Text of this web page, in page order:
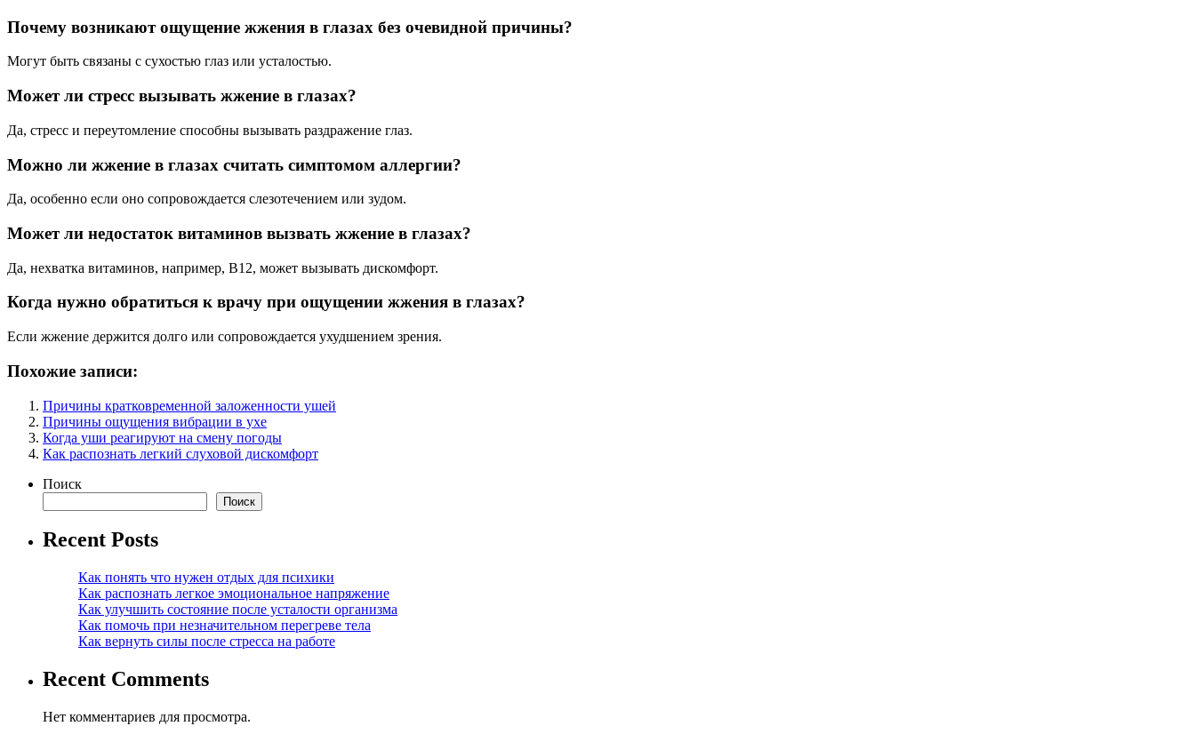
Почему возникают ощущение жжения в глазах без очевидной причины?
Могут быть связаны с сухостью глаз или усталостью.
Может ли стресс вызывать жжение в глазах?
Да, стресс и переутомление способны вызывать раздражение глаз.
Можно ли жжение в глазах считать симптомом аллергии?
Да, особенно если оно сопровождается слезотечением или зудом.
Может ли недостаток витаминов вызвать жжение в глазах?
Да, нехватка витаминов, например, В12, может вызывать дискомфорт.
Когда нужно обратиться к врачу при ощущении жжения в глазах?
Если жжение держится долго или сопровождается ухудшением зрения.
Похожие записи:
Причины кратковременной заложенности ушей
Причины ощущения вибрации в ухе
Когда уши реагируют на смену погоды
Как распознать легкий слуховой дискомфорт
Поиск
Поиск
Recent Posts
Как понять что нужен отдых для психики
Как распознать легкое эмоциональное напряжение
Как улучшить состояние после усталости организма
Как помочь при незначительном перегреве тела
Как вернуть силы после стресса на работе
Recent Comments
Нет комментариев для просмотра.